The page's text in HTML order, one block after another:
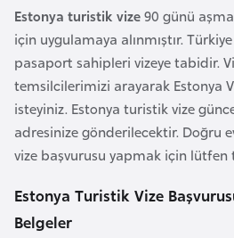
ş
l
e
m
l
e
r
Estonya turistik vize90 günü
için uygulamaya alınmıştır.
pasaport sahipleri vizeye tabidir.
temsilcilerimizi arayarak Estonya
isteyiniz. Estonya turistik vize
adresinize gönderilecektir. Doğru
vize başvurusu yapmak için lütfen
Estonya Turistik Vize
Belgeler
s
t
u
r
y
a
z
e